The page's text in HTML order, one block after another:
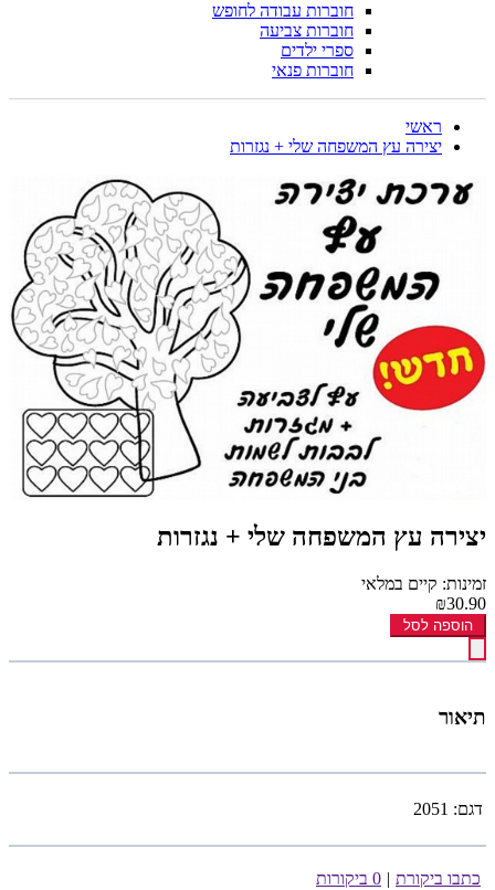
חוברות עבודה לחופש
חוברות צביעה
ספרי ילדים
חוברות פנאי
ראשי
יצירה עץ המשפחה שלי + נגזרות
יצירה עץ המשפחה שלי + נגזרות
זמינות: קיים במלאי
₪30.90
הוספה לסל
תיאור
דגם: 2051
כתבו ביקורת | 0 ביקורות